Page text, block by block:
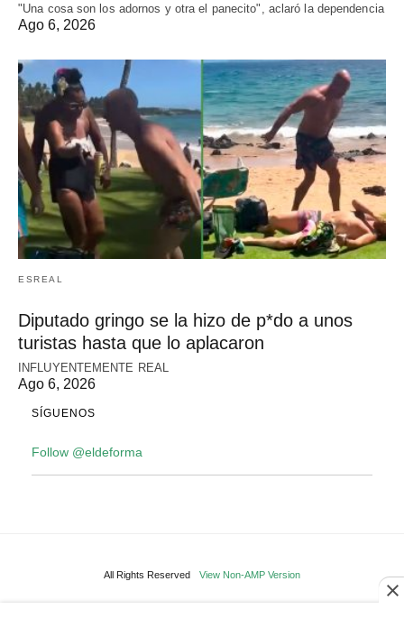
"Una cosa son los adornos y otra el panecito", aclaró la dependencia
Ago 6, 2026
ESREAL
Diputado gringo se la hizo de p*do a unos
turistas hasta que lo aplacaron
INFLUYENTEMENTE REAL
Ago 6, 2026
SÍGUENOS
Follow @eldeforma
All Rights Reserved View Non-AMP Version